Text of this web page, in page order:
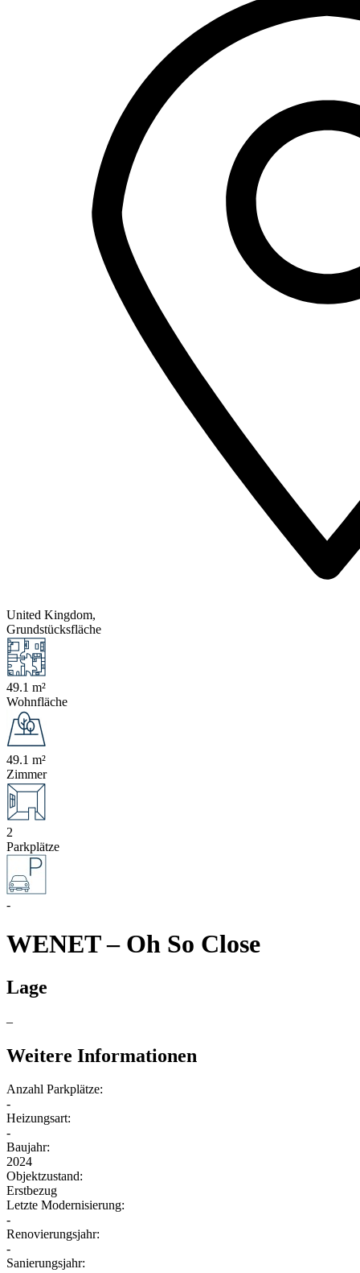
United Kingdom,
Grundstücksfläche
49.1 m²
Wohnfläche
49.1 m²
Zimmer
2
Parkplätze
-
WENET – Oh So Close
Lage
–
Weitere Informationen
Anzahl Parkplätze:
-
Heizungsart:
-
Baujahr:
2024
Objektzustand:
Erstbezug
Letzte Modernisierung:
-
Renovierungsjahr:
-
Sanierungsjahr: